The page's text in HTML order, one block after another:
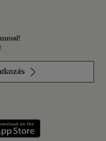
Szerezd meg: Google